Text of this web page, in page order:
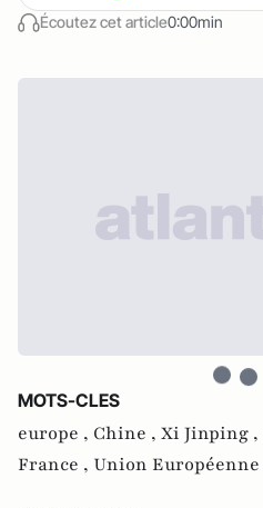
Écoutez cet article0:00min
MOTS-CLES
europe , Chine , Xi Jinping ,
France , Union Européenne